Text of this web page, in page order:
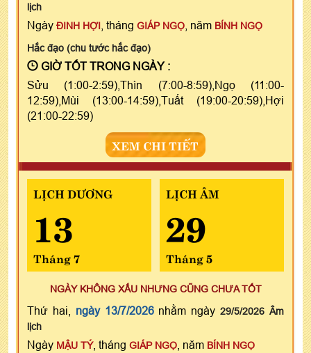
lịch
Ngày ĐINH HỢI , tháng GIÁP NGỌ , năm BÍNH NGỌ
Hắc đạo (chu tước hắc đạo)
GIỜ TỐT TRONG NGÀY :
Sửu (1:00-2:59),Thìn (7:00-8:59),Ngọ (11:00-
12:59),Mùi (13:00-14:59),Tuất (19:00-20:59),Hợi
(21:00-22:59)
XEM CHI TIẾT
LỊCH DƯƠNG
13
Tháng 7
LỊCH ÂM
29
Tháng 5
NGÀY KHÔNG XẤU NHƯNG CŨNG CHƯA TỐT
Thứ hai, ngày 13/7/2026nhằm ngày29/5/2026 Âm
lịch
Ngày MẬU TÝ, tháng GIÁP NGỌ , năm BÍNH NGỌ